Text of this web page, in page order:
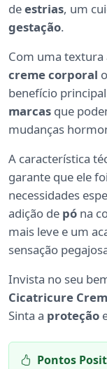
deestrias, um
gestação.
Com uma textura
creme corporal
benefício
marcas que
mudanças
A característica
garante que ele
necessidades
adição de pó na
mais leve e um
sensação
Invista no seu
Cicatricure
Sinta a proteção
Pontos